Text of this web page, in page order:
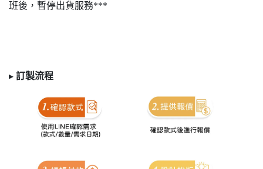
班後，暫停出貨服務***
▸ 訂製流程